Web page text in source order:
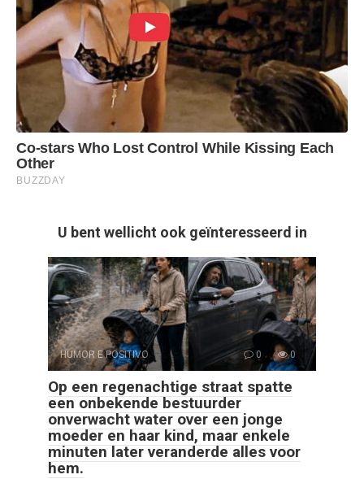
U bent wellicht ook geïnteresseerd in
HUMOR E POSITIVO 0 0
Op een regenachtige straat spatte
een onbekende bestuurder
onverwacht water over een jonge
moeder en haar kind, maar enkele
minuten later veranderde alles voor
hem.